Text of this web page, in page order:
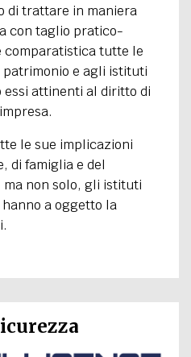
MEDIA
di trattare in maniera
con taglio pratico-
comparatistica tutte le
e agli istituti
essi attinenti al diritto di
le sue implicazioni
di famiglia e del
non solo, gli istituti
a oggetto la